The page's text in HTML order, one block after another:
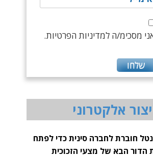
מסכימ/ה למדיניות הפרטיות.
אלקטרוני
חוברת לחברה סינית כדי לפתח
הדור הבא של מצעי הזכוכית